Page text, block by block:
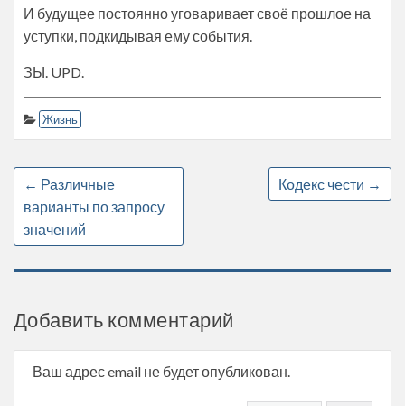
И будущее постоянно уговаривает своё прошлое на
уступки, подкидывая ему события.
ЗЫ. UPD.
Жизнь
← Различные
варианты по запросу
значений
Кодекс чести →
Добавить комментарий
Ваш адрес email не будет опубликован.